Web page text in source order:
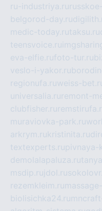
ru-industriya.ru
belgorod-day.ru
medic-today.rutaksu.ru
teensvoice.ru
eva-elfie.rufoto-tur.ru
veslo-i-yakor.ru
regionufa.ruweiss-
universalia.ru remont-
clubfisher.ru
muraviovka-park.ru
arkrym.rukristinita.ru
textexperts.rupivnaya-
demolalapaluza.ru
msdip.ru jdol.ru
rezemkleim.ru
biolisichka24.ru